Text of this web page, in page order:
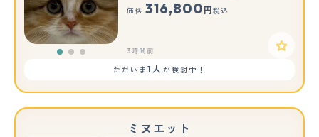
価格:316,800 円 税込
3時間前
ただいま1人 が検討中！
ミヌエット